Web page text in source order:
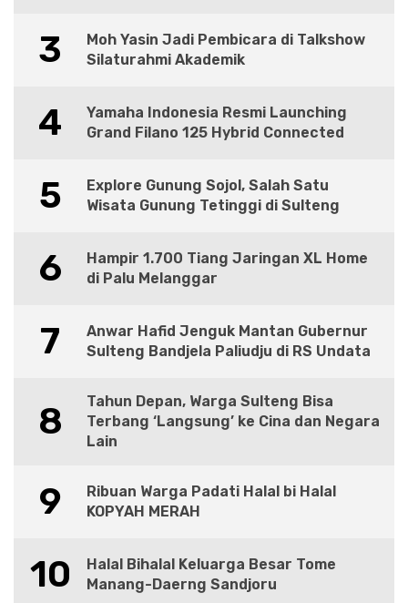
3
Moh Yasin Jadi Pembicara di Talkshow
Silaturahmi Akademik
4
Yamaha Indonesia Resmi Launching
Grand Filano 125 Hybrid Connected
5
Explore Gunung Sojol, Salah Satu
Wisata Gunung Tetinggi di Sulteng
6
Hampir 1.700 Tiang Jaringan XL Home
di Palu Melanggar
7
Anwar Hafid Jenguk Mantan Gubernur
Sulteng Bandjela Paliudju di RS Undata
8
Tahun Depan, Warga Sulteng Bisa
Terbang ‘Langsung’ ke Cina dan Negara
Lain
9
Ribuan Warga Padati Halal bi Halal
KOPYAH MERAH
10
Halal Bihalal Keluarga Besar Tome
Manang-Daerng Sandjoru